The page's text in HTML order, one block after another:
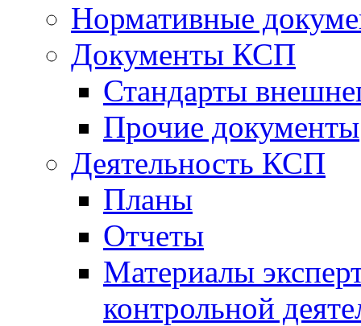
Нормативные
Документы КСП
Стандарты
Прочие документы
Деятельность КСП
Планы
Отчеты
Материалы
контрольной